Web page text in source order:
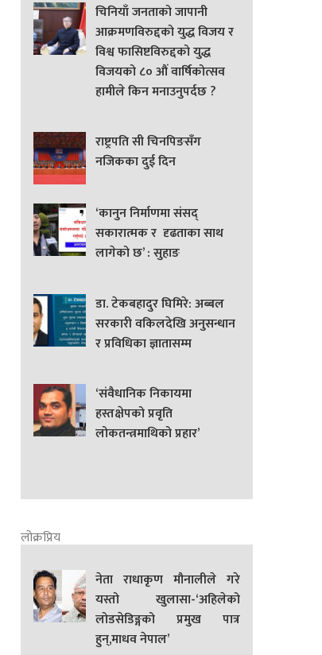
चिनियाँ जनताको जापानी
आक्रमणविरुद्दको युद्ध विजय र
विश्व फासिष्टविरुद्दको युद्ध
विजयको ८० औं वार्षिकोत्सव
हामीले किन मनाउनुपर्दछ ?
राष्ट्रपति सी चिनपिङसँग
नजिकका दुई दिन
‘कानुन निर्माणमा संसद्
सकारात्मक र दृढताका साथ
लागेको छ’ : सुहाङ
डा. टेकबहादुर घिमिरे: अब्बल
सरकारी वकिलदेखि अनुसन्धान
र प्रविधिका ज्ञातासम्म
‘संवैधानिक निकायमा
हस्तक्षेपको प्रवृति
लोकतन्त्रमाथिको प्रहार’
लोक्रप्रिय
नेता राधाकृण मौनालीले गरे
यस्तो खुलासा-‘अहिलेको
लोडसेडिङ्गको प्रमुख पात्र
हुन्,माधव नेपाल’